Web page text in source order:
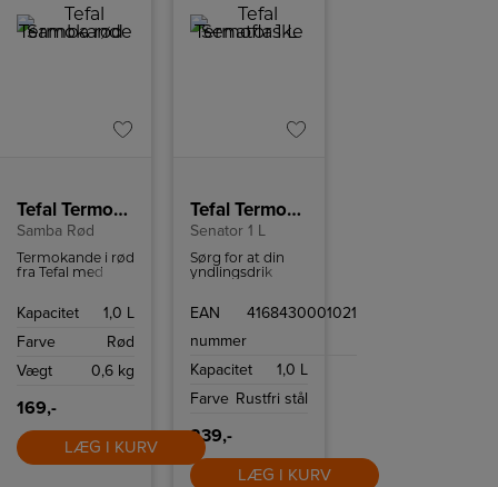
Tefal Termokande Samba rød
Samba Rød
Termokande i rød
fra Tefal med
varmt i 12 timer
timer.
Kapacitet
1,0 L
Farve
Rød
Vægt
0,6 kg
169,-
LÆG I KURV
Tefal Termoflaske
Senator 1 L
Sørg for at din
yndlingsdrik
uanset hvor du er
Senator 1 l
EAN
nummer
4168430001021
Kapacitet
1,0 L
Farve Rustfri stål
239,-
LÆG I KURV